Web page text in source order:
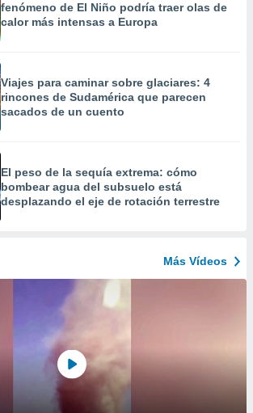
fenómeno de El Niño podría traer olas de
calor más intensas a Europa
Viajes para caminar sobre glaciares: 4
rincones de Sudamérica que parecen
sacados de un cuento
El peso de la sequía extrema: cómo
bombear agua del subsuelo está
desplazando el eje de rotación terrestre
Más Vídeos